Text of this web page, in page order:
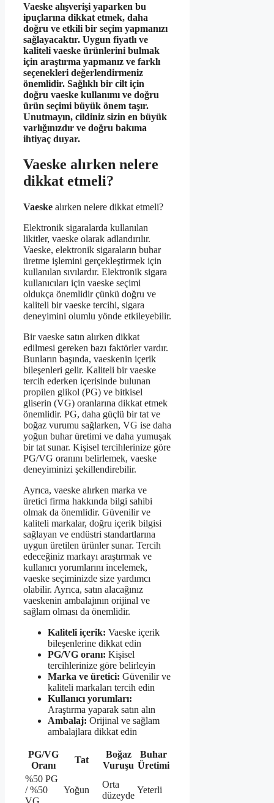
Vaeske alışverişi yaparken bu
ipuçlarına dikkat etmek, daha
doğru ve etkili bir seçim yapmanızı
sağlayacaktır. Uygun fiyatlı ve
kaliteli vaeske ürünlerini bulmak
için araştırma yapmanız ve farklı
seçenekleri değerlendirmeniz
önemlidir. Sağlıklı bir cilt için
doğru vaeske kullanımı ve doğru
ürün seçimi büyük önem taşır.
Unutmayın, cildiniz sizin en büyük
varlığınızdır ve doğru bakıma
ihtiyaç duyar.
Vaeske alırken nelere
dikkat etmeli?
Vaeske alırken nelere dikkat etmeli?
Elektronik sigaralarda kullanılan
likitler, vaeske olarak adlandırılır.
Vaeske, elektronik sigaraların buhar
üretme işlemini gerçekleştirmek için
kullanılan sıvılardır. Elektronik sigara
kullanıcıları için vaeske seçimi
oldukça önemlidir çünkü doğru ve
kaliteli bir vaeske tercihi, sigara
deneyimini olumlu yönde etkileyebilir.
Bir vaeske satın alırken dikkat
edilmesi gereken bazı faktörler vardır.
Bunların başında, vaeskenin içerik
bileşenleri gelir. Kaliteli bir vaeske
tercih ederken içerisinde bulunan
propilen glikol (PG) ve bitkisel
gliserin (VG) oranlarına dikkat etmek
önemlidir. PG, daha güçlü bir tat ve
boğaz vurumu sağlarken, VG ise daha
yoğun buhar üretimi ve daha yumuşak
bir tat sunar. Kişisel tercihlerinize göre
PG/VG oranını belirlemek, vaeske
deneyiminizi şekillendirebilir.
Ayrıca, vaeske alırken marka ve
üretici firma hakkında bilgi sahibi
olmak da önemlidir. Güvenilir ve
kaliteli markalar, doğru içerik bilgisi
sağlayan ve endüstri standartlarına
uygun üretilen ürünler sunar. Tercih
edeceğiniz markayı araştırmak ve
kullanıcı yorumlarını incelemek,
vaeske seçiminizde size yardımcı
olabilir. Ayrıca, satın alacağınız
vaeskenin ambalajının orijinal ve
sağlam olması da önemlidir.
Kaliteli içerik: Vaeske içerik
bileşenlerine dikkat edin
PG/VG oranı: Kişisel
tercihlerinize göre belirleyin
Marka ve üretici: Güvenilir ve
kaliteli markaları tercih edin
Kullanıcı yorumları:
Araştırma yaparak satın alın
Ambalaj: Orijinal ve sağlam
ambalajlara dikkat edin
PG/VG
Oranı
Tat
Boğaz
Vuruşu
Buhar
Üretimi
%50 PG
/ %50
Yoğun
Orta
düzeyde
Yeterli